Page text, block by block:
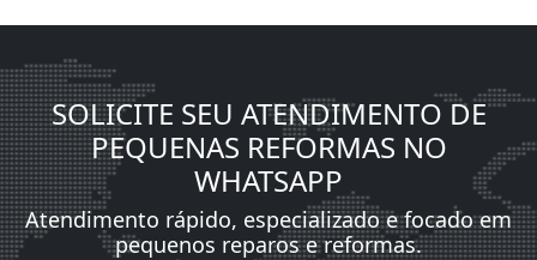
SOLICITE SEU ATENDIMENTO DE
PEQUENAS REFORMAS NO
WHATSAPP
Atendimento rápido, especializado e focado em
pequenos reparos e reformas.